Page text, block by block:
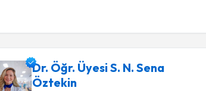
Dr. Öğr. Üyesi S. N. Sena
Öztekin